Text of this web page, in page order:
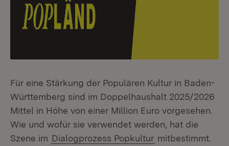
Für eine Stärkung der Populären Kultur in Baden-
Württemberg sind im Doppelhaushalt 2025/2026
Mittel in Höhe von einer Million Euro vorgesehen.
Wie und wofür sie verwendet werden, hat die
Szene im Dialogprozess Popkultur mitbestimmt.